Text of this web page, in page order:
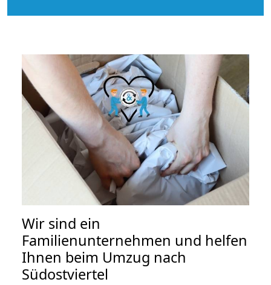
Wir sind ein
Familienunternehmen und helfen
Ihnen beim Umzug nach
Südostviertel